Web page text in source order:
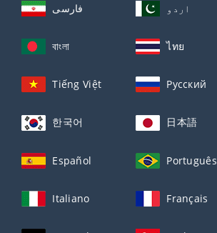
فارسی اردو
বাংলা ไทย
Tiếng Việt Русский
한국어 日本語
Español Português
Italiano Français